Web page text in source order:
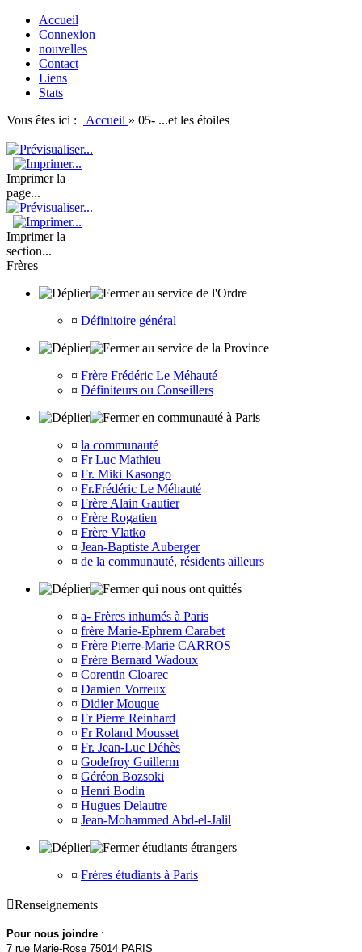
Accueil
Connexion
nouvelles
Contact
Liens
Stats
Vous êtes ici :
Accueil » 05- ...et les étoiles
Imprimer la
page...
Imprimer la
section...
Frères
au service de l'Ordre
¤ Définitoire général
au service de la Province
¤ Frère Frédéric Le Méhauté
¤ Définiteurs ou Conseillers
en communauté à Paris
¤ la communauté
¤ Fr Luc Mathieu
¤ Fr. Miki Kasongo
¤ Fr.Frédéric Le Méhauté
¤ Frère Alain Gautier
¤ Frère Rogatien
¤ Frère Vlatko
¤ Jean-Baptiste Auberger
¤ de la communauté, résidents ailleurs
qui nous ont quittés
¤ a- Frères inhumés à Paris
¤ frère Marie-Ephrem Carabet
¤ Frère Pierre-Marie CARROS
¤ Frère Bernard Wadoux
¤ Corentin Cloarec
¤ Damien Vorreux
¤ Didier Mouque
¤ Fr Pierre Reinhard
¤ Fr Roland Mousset
¤ Fr. Jean-Luc Déhès
¤ Godefroy Guillerm
¤ Géréon Bozsoki
¤ Henri Bodin
¤ Hugues Delautre
¤ Jean-Mohammed Abd-el-Jalil
étudiants étrangers
¤ Frères étudiants à Paris
Renseignements
Pour nous joindre :
7 rue Marie-Rose 75014 PARIS